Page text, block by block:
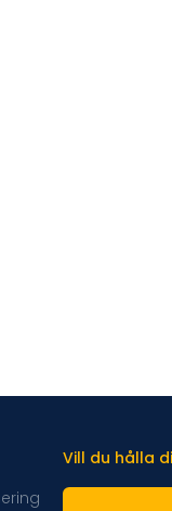
Vill du hålla